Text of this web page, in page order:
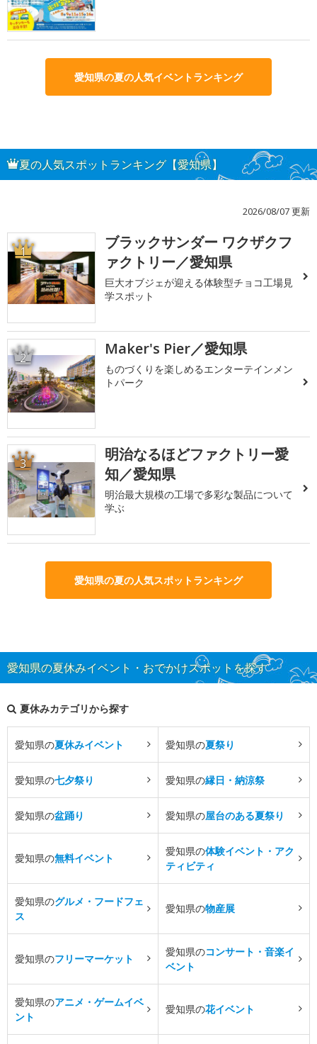
愛知県の夏の人気イベントランキング
夏の人気スポットランキング【愛知県】
2026/08/07 更新
1
ブラックサンダー ワクザクフ
ァクトリー／愛知県
巨大オブジェが迎える体験型チョコ工場見
学スポット
2 Maker's Pier／愛知県
ものづくりを楽しめるエンターテインメン
トパーク
3
明治なるほどファクトリー愛
知／愛知県
明治最大規模の工場で多彩な製品について
学ぶ
愛知県の夏の人気スポットランキング
愛知県の夏休みイベント・おでかけスポットを探す
夏休みカテゴリから探す
愛知県の夏休みイベント 愛知県の夏祭り
愛知県の七夕祭り 愛知県の縁日・納涼祭
愛知県の盆踊り 愛知県の屋台のある夏祭り
愛知県の無料イベント
愛知県の体験イベント・アク
ティビティ
愛知県のグルメ・フードフェ
ス
愛知県の物産展
愛知県のフリーマーケット
愛知県のコンサート・音楽イ
ベント
愛知県のアニメ・ゲームイベ
ント
愛知県の花イベント